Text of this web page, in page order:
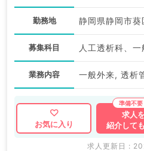
勤務地 静岡県静岡市葵
募集科目
業務内容 一般外来, 透析
お気に入り
求人
紹介して
求人更新日 :